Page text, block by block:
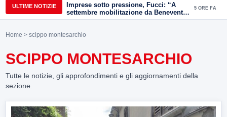
ULTIME NOTIZIE
Imprese sotto pressione, Fucci: “A
settembre mobilitazione da Benevento
e Avellino”
5 ORE FA
Home > scippo montesarchio
SCIPPO MONTESARCHIO
Tutte le notizie, gli approfondimenti e gli aggiornamenti della
sezione.